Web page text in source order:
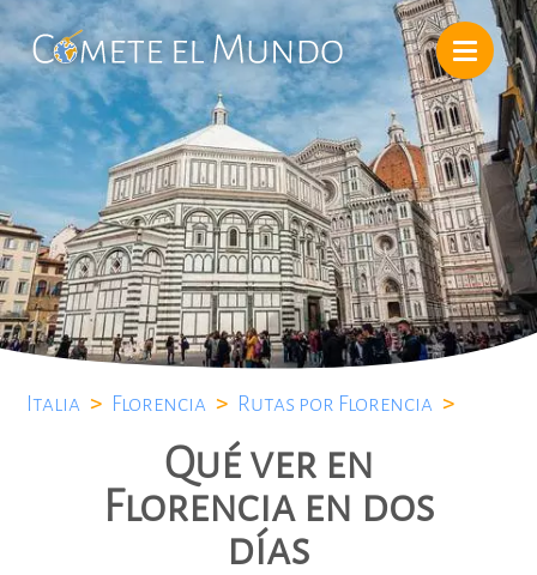
Italia > Florencia > Rutas por Florencia >
Qué ver en
Florencia en dos
días